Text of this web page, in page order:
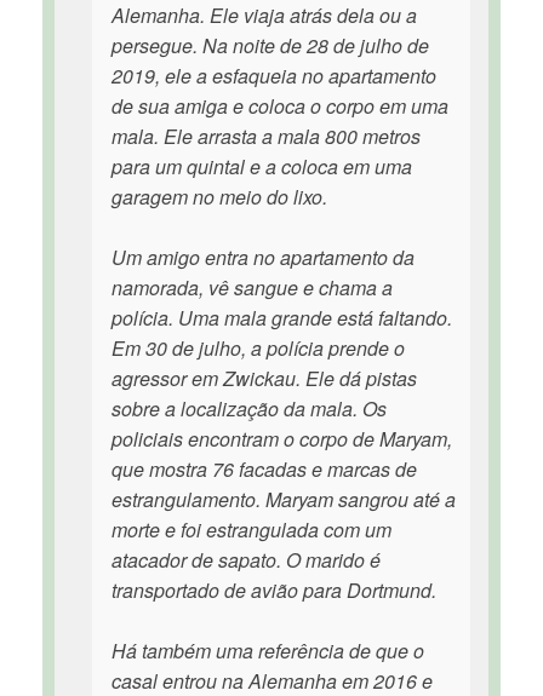
Alemanha. Ele viaja atrás dela ou a
persegue. Na noite de 28 de julho de
2019, ele a esfaqueia no apartamento
de sua amiga e coloca o corpo em uma
mala. Ele arrasta a mala 800 metros
para um quintal e a coloca em uma
garagem no meio do lixo.
Um amigo entra no apartamento da
namorada, vê sangue e chama a
polícia. Uma mala grande está faltando.
Em 30 de julho, a polícia prende o
agressor em Zwickau. Ele dá pistas
sobre a localização da mala. Os
policiais encontram o corpo de Maryam,
que mostra 76 facadas e marcas de
estrangulamento. Maryam sangrou até a
morte e foi estrangulada com um
atacador de sapato. O marido é
transportado de avião para Dortmund.
Há também uma referência de que o
casal entrou na Alemanha em 2016 e